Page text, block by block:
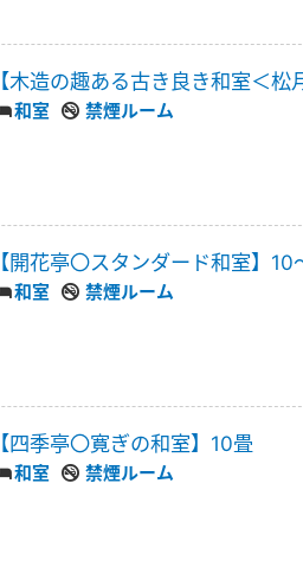
【木造の趣ある古き良き和室＜
和室 禁煙ルーム
【開花亭〇スタンダード和室】10
和室 禁煙ルーム
【四季亭〇寛ぎの和室】10畳
和室 禁煙ルーム